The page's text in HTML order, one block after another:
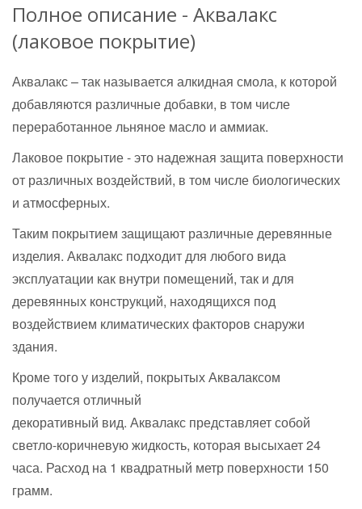
Полное описание - Аквалакс
(лаковое покрытие)
Аквалакс – так называется алкидная смола, к которой
добавляются различные добавки, в том числе
переработанное льняное масло и аммиак.
Лаковое покрытие - это надежная защита поверхности
от различных воздействий, в том числе биологических
и атмосферных.
Таким покрытием защищают различные деревянные
изделия. Аквалакс подходит для любого вида
эксплуатации как внутри помещений, так и для
деревянных конструкций, находящихся под
воздействием климатических факторов снаружи
здания.
Кроме того у изделий, покрытых Аквалаксом
получается отличный
декоративный вид. Аквалакс представляет собой
светло-коричневую жидкость, которая высыхает 24
часа. Расход на 1 квадратный метр поверхности 150
грамм.